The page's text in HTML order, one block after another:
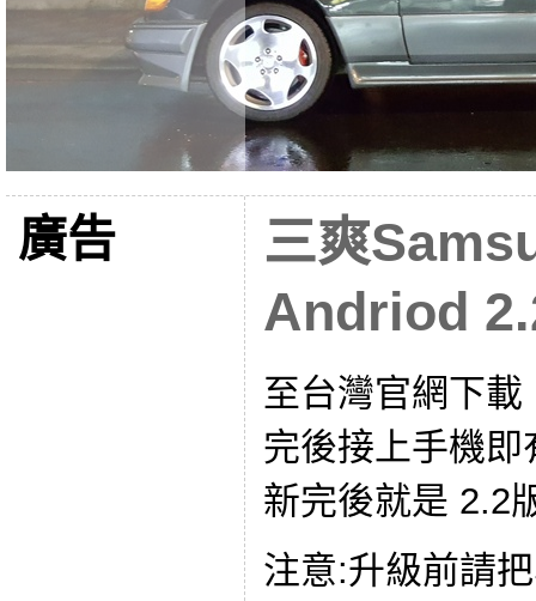
廣告
三爽
Andriod
至台灣官網下
完後接上手機
新完後就是 2.2
注意:升級前請